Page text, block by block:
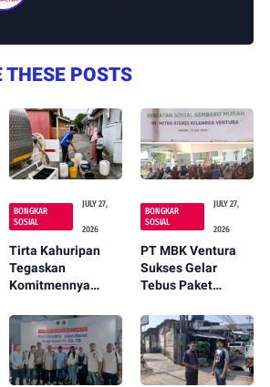
THESE POSTS
BONGKAR
SOSIAL
JULY 27,
2026
Tirta Kahuripan
Tegaskan
Komitmennya
Bogor Atasi
Dampak Kemarau
BONGKAR
SOSIAL
JULY 27,
2026
PT MBK Ventura
Sukses Gelar
Tebus Paket